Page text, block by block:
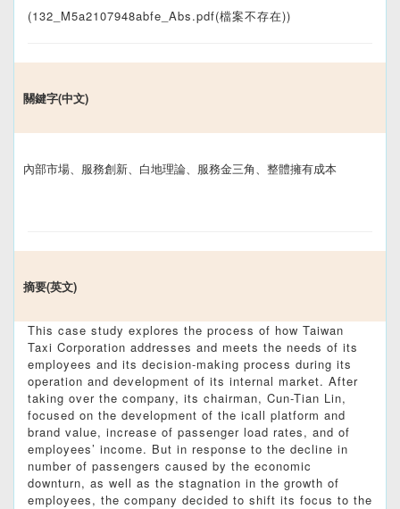
(132_M5a2107948abfe_Abs.pdf(檔案不存在))
關鍵字(中文)
內部市場、服務創新、白地理論、服務金三角、整體擁有成本
摘要(英文)
This case study explores the process of how Taiwan
Taxi Corporation addresses and meets the needs of its
employees and its decision-making process during its
operation and development of its internal market. After
taking over the company, its chairman, Cun-Tian Lin,
focused on the development of the icall platform and
brand value, increase of passenger load rates, and of
employees’ income. But in response to the decline in
number of passengers caused by the economic
downturn, as well as the stagnation in the growth of
employees, the company decided to shift its focus to the